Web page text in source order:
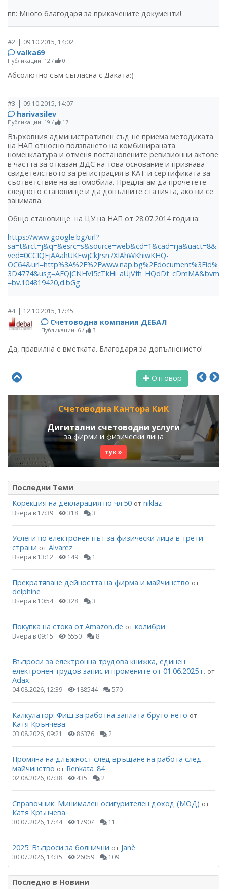
пп: Много благодаря за прикачените документи!
#2 | 09.10.2015, 14:02
valka69
Публикации: 12 / 0
Абсолютно съм съгласна с Даката:)
#3 | 09.10.2015, 14:07
harivasilev
Публикации: 19 / 17
Върховния административен съд не приема методиката
на НАП относно ползването на комбинираната
номенклатура и отменя постановените ревизионни актове
в частта за отказан ДДС на това основание и признава
свидетелството за регистрация в КАТ и сертификата за
съответствие на автомобила. Предлагам да прочетете
следното становище и да допълните статията, ако ви се
занимава.
Общо становище на ЦУ на НАП от 28.07.2014 година:
https://www.google.bg/url?
sa=t&rct=j&q=&esrc=s&source=web&cd=1&cad=rja&uact=8&
ved=0CCIQFjAAahUKEwjCkJrsn7XIAhWKhiwKHQ-
OC64&url=http%3A%2F%2Fwww.nap.bg%2Fdocument%3Fid%
3D4774&usg=AFQjCNHVl5cTkHi_aUjVfh_HQdDt_cDmMA&bvm
=bv.104819420,d.bGg
#4| 12.10.2015, 17:45
Счетоводна компания ДЕБАЛ
Публикации: 6 / 3
Да, правилна е вметката. Благодаря за допълнението!
Отговор
Счетоводна Кантора КиК
Дигитални счетоводни услуги
за фирми и физически лица
тук »
Последни Теми
Корекция на декларация по чл.50 от niklaz
Вчера в 17:39 318 3
Услеги по електронен път за физически лица в трети
страни от Alvarez
Вчера в 13:12 149 1
Прекратяване дейността на фирма и майчинство от
delphine
Вчера в 10:54 328 3
Покупка на стока от Amazon,de от колибри
Вчера в 09:15 6550 8
Въпроси за електронна трудова книжка, единен
електронен трудов запис и промените от 01.06.2025 г. от
Adax
04.08.2026, 12:39 188544 570
Калкулатор: Фиш за работна заплата бруто-нето от
Катя Крънчева
03.08.2026, 09:21 86376 2
Промяна на длъжност след връщане на работа след
майчинство от Renkata_84
02.08.2026, 07:38 435 2
Справочник: Минимален осигурителен доход (МОД) от
Катя Крънчева
30.07.2026, 17:44 17907 11
2025: Въпроси за болнични от Janѐ
30.07.2026, 14:35 26059 109
Последно в Новини